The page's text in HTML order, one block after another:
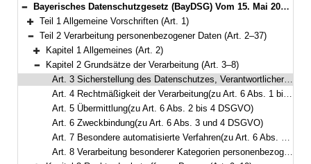
Bereich reduzieren
Bayerisches Datenschutzgesetz (BayDSG) Vom 15. Mai 2018 (GVBl. S. 230) BayRS 204-1-I (Art. 1–40)
Bereich erweitern
Teil 1 Allgemeine Vorschriften (Art. 1)
Bereich reduzieren
Teil 2 Verarbeitung personenbezogener Daten (Art. 2–37)
Bereich erweitern
Kapitel 1 Allgemeines (Art. 2)
Bereich reduzieren
Kapitel 2 Grundsätze der Verarbeitung (Art. 3–8)
Art. 3 Sicherstellung des Datenschutzes, Verantwortlicher(zu Art. 4 Nr. 7 DSGVO)
Art. 4 Rechtmäßigkeit der Verarbeitung(zu Art. 6 Abs. 1 bis 3 DSGVO)
Art. 5 Übermittlung(zu Art. 6 Abs. 2 bis 4 DSGVO)
Art. 6 Zweckbindung(zu Art. 6 Abs. 3 und 4 DSGVO)
Art. 7 Besondere automatisierte Verfahren(zu Art. 6 Abs. 3, Art. 26 DSGVO)
Art. 8 Verarbeitung besonderer Kategorien personenbezogener Daten(zu Art. 9 DSGVO)